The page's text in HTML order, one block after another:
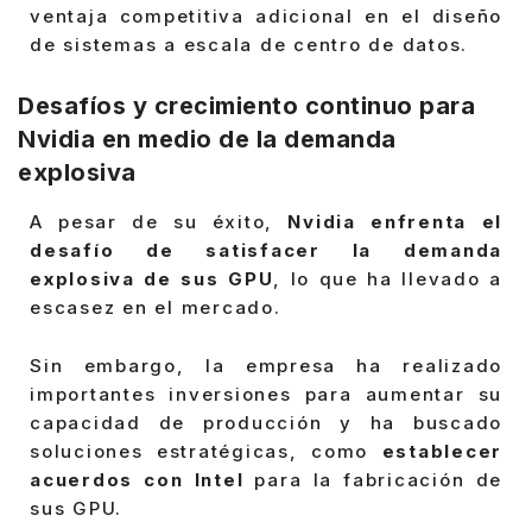
ventaja competitiva adicional en el diseño
de sistemas a escala de centro de datos.
Desafíos y crecimiento continuo para
Nvidia en medio de la demanda
explosiva
A pesar de su éxito, Nvidia enfrenta el
desafío de satisfacer la demanda
explosiva de sus GPU
, lo que ha llevado a
escasez en el mercado.
Sin embargo, la empresa ha realizado
importantes inversiones para aumentar su
capacidad de producción y ha buscado
soluciones estratégicas, como establecer
acuerdos con Intel para la fabricación de
sus GPU.